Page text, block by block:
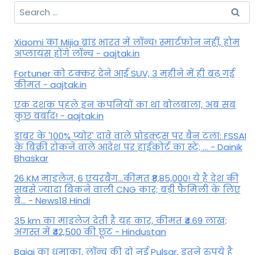
Search
for:
Xiaomi का Mijia ब्रांड भारत में लॉन्च! स्मार्टफोन नहीं, होम
अप्लायंस होंगे लॉन्च - aajtak.in
Fortuner को टक्कर देने आई SUV, 3 महीने में ही बढ़ गई
कीमत - aajtak.in
एक दशक पहले इन कंपनियों का था बोलबाला, अब सब
कुछ बर्बाद! - aajtak.in
डाबर के '100% प्योर' दावे वाले प्रोडक्ट्स पर बैन टला: FSSAI
के बिक्री रोकने वाले आदेश पर हाईकोर्ट का स्टे; ... - Dainik
Bhaskar
26 KM माइलेज, 6 एयरबैग...कीमत ₹8,85,000! ये है देश की
सबसे ज्यादा बिकने वाली CNG कार; बड़ी फैमिली के लिए
बे... - News18 Hindi
35 km का माइलेज देती है यह कार, कीमत ₹4.69 लाख;
अगस्त में ₹42,500 की छूट - Hindustan
Bajaj का धमाका, लॉन्च की दो नई Pulsar, इतने रुपये है